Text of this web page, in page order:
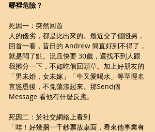
哪裡危險？
死因一：突然回首
人的優劣，都是比出來的。最近交了個賤男，
回首一看，昔日的 Andrew 簡直好到不得了，
就是悶了點。況且快要 30歲，還找不到人跟
我攤分一下，不如吃個回頭草。加上好朋友的
「男未婚，女未嫁」「牛又愛喝水」等至理名
言慫恿後，不免蕩漾起來。那Send個
Message 看他有什麼反應。
死因二：於社交網絡上看到
「哇！好幾捆一千鈔票放桌面，看來他事業有